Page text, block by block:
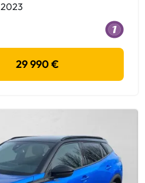
2023
29 990 €